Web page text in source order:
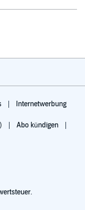
Internetwerbung
Abo kündigen